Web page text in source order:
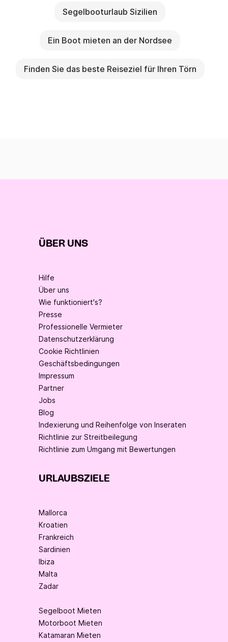
Segelbooturlaub Sizilien
Ein Boot mieten an der Nordsee
Finden Sie das beste Reiseziel für Ihren Törn
ÜBER UNS
Hilfe
Über uns
Wie funktioniert's?
Presse
Professionelle Vermieter
Datenschutzerklärung
Cookie Richtlinien
Geschäftsbedingungen
Impressum
Partner
Jobs
Blog
Indexierung und Reihenfolge von Inseraten
Richtlinie zur Streitbeilegung
Richtlinie zum Umgang mit Bewertungen
URLAUBSZIELE
Mallorca
Kroatien
Frankreich
Sardinien
Ibiza
Malta
Zadar
Segelboot Mieten
Motorboot Mieten
Katamaran Mieten